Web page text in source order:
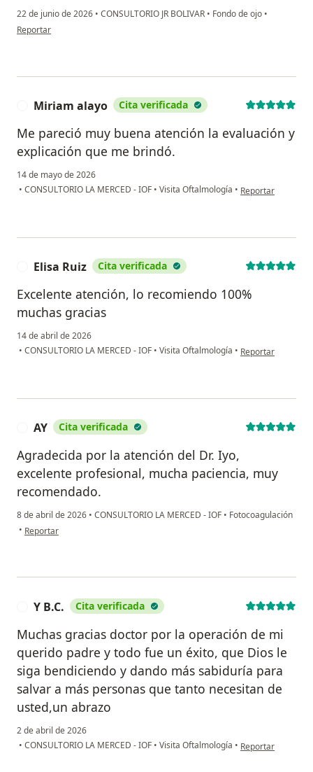
22 de junio de 2026 • CONSULTORIO JR BOLIVAR • Fondo de ojo •
en opinión del usuario Gladys Cisneros
Reportar
Miriam alayo Cita verificada
Me pareció muy buena atención la evaluación y
explicación que me brindó.
14 de mayo de 2026
• CONSULTORIO LA MERCED - IOF • Visita Oftalmología • en opinión del
Reportar
Elisa Ruiz Cita verificada
Excelente atención, lo recomiendo 100%
muchas gracias
14 de abril de 2026
• CONSULTORIO LA MERCED - IOF • Visita Oftalmología • en opinión del
Reportar
AY Cita verificada
Agradecida por la atención del Dr. Iyo,
excelente profesional, mucha paciencia, muy
recomendado.
8 de abril de 2026 • CONSULTORIO LA MERCED - IOF • Fotocoagulación
• en opinión del usuario AY
Reportar
Y B.C. Cita verificada
Muchas gracias doctor por la operación de mi
querido padre y todo fue un éxito, que Dios le
siga bendiciendo y dando más sabiduría para
salvar a más personas que tanto necesitan de
usted,un abrazo
2 de abril de 2026
• CONSULTORIO LA MERCED - IOF • Visita Oftalmología • en opinión del
Reportar